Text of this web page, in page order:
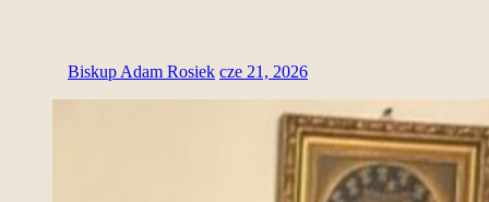
Biskup Adam Rosiek cze 21, 2026